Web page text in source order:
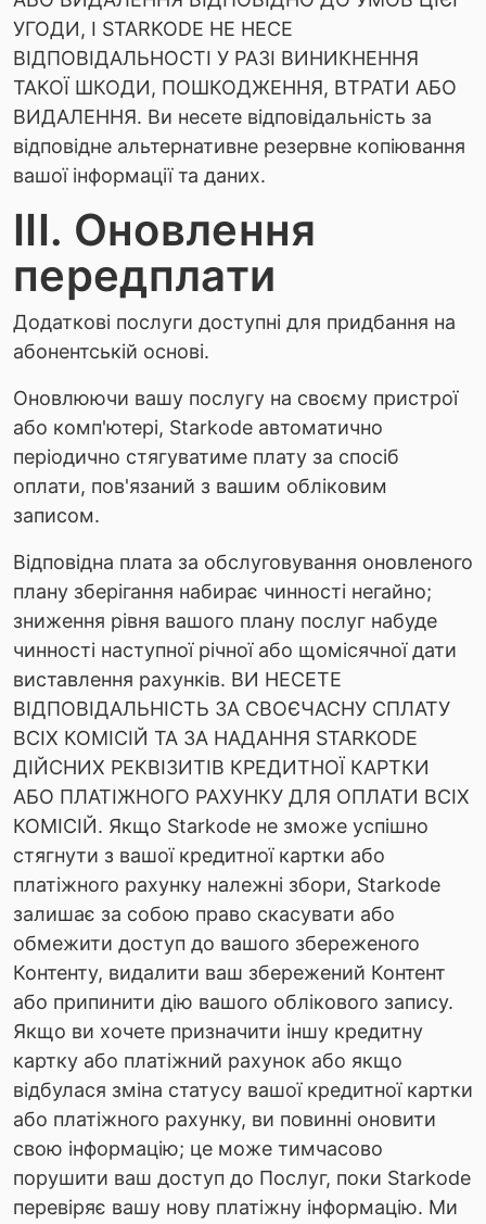
УГОДИ, І STARKODE НЕ НЕСЕ
ВІДПОВІДАЛЬНОСТІ У РАЗІ ВИНИКНЕННЯ
ТАКОЇ ШКОДИ, ПОШКОДЖЕННЯ, ВТРАТИ АБО
ВИДАЛЕННЯ. Ви несете відповідальність за
відповідне альтернативне резервне копіювання
вашої інформації та даних.
ІІІ. Оновлення
передплати
Додаткові послуги доступні для придбання на
абонентській основі.
Оновлюючи вашу послугу на своєму пристрої
або комп'ютері, Starkode автоматично
періодично стягуватиме плату за спосіб
оплати, пов'язаний з вашим обліковим
записом.
Відповідна плата за обслуговування оновленого
плану зберігання набирає чинності негайно;
зниження рівня вашого плану послуг набуде
чинності наступної річної або щомісячної дати
виставлення рахунків. ВИ НЕСЕТЕ
ВІДПОВІДАЛЬНІСТЬ ЗА СВОЄЧАСНУ СПЛАТУ
ВСІХ КОМІСІЙ ТА ЗА НАДАННЯ STARKODE
ДІЙСНИХ РЕКВІЗИТІВ КРЕДИТНОЇ КАРТКИ
АБО ПЛАТІЖНОГО РАХУНКУ ДЛЯ ОПЛАТИ ВСІХ
КОМІСІЙ. Якщо Starkode не зможе успішно
стягнути з вашої кредитної картки або
платіжного рахунку належні збори, Starkode
залишає за собою право скасувати або
обмежити доступ до вашого збереженого
Контенту, видалити ваш збережений Контент
або припинити дію вашого облікового запису.
Якщо ви хочете призначити іншу кредитну
картку або платіжний рахунок або якщо
відбулася зміна статусу вашої кредитної картки
або платіжного рахунку, ви повинні оновити
свою інформацію; це може тимчасово
порушити ваш доступ до Послуг, поки Starkode
перевіряє вашу нову платіжну інформацію. Ми